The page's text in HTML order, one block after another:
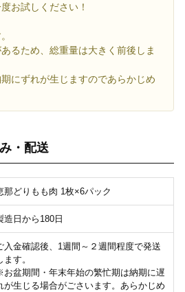
お試しください！
るため、総重量は大きく前後しま
にずれが生じますのであらかじめ
・配送
那どりもも肉 1枚×6パック
造日から180日
入金確認後、1週間～２週間程度で発送
ます。
お盆期間・年末年始の繁忙期は納期に遅
が生じる場合がごさいます。あらかじめ